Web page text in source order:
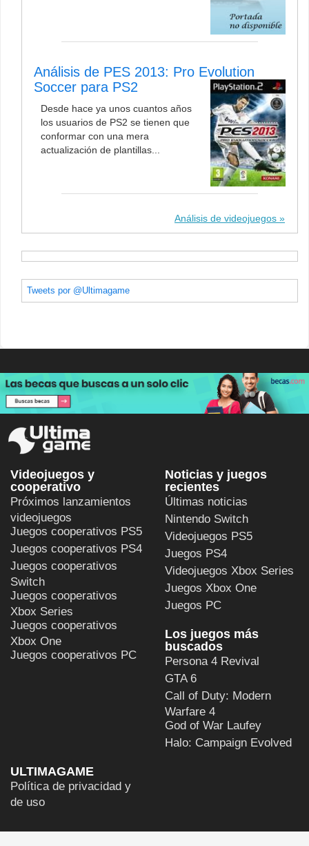
Análisis de PES 2013: Pro Evolution
Soccer para PS2
Desde hace ya unos cuantos años
los usuarios de PS2 se tienen que
conformar con una mera
actualización de plantillas...
Análisis de videojuegos
Tweets por @Ultimagame
Videojuegos y
cooperativo
Próximos lanzamientos
videojuegos
Juegos cooperativos PS5
Juegos cooperativos PS4
Juegos cooperativos
Switch
Juegos cooperativos
Xbox Series
Juegos cooperativos
Xbox One
Juegos cooperativos PC
Noticias y juegos
recientes
Últimas noticias
Nintendo Switch
Videojuegos PS5
Juegos PS4
Videojuegos Xbox Series
Juegos Xbox One
Juegos PC
Los juegos más
buscados
Persona 4 Revival
GTA 6
Call of Duty: Modern
Warfare 4
God of War Laufey
Halo: Campaign Evolved
ULTIMAGAME
Política de privacidad y
de uso